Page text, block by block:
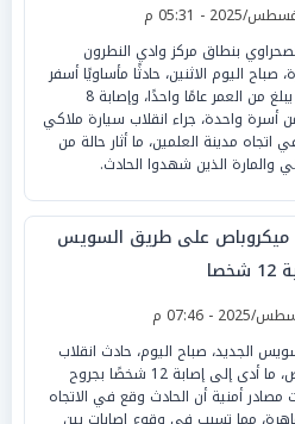
بنطاق مركز وادي النطرون
صباح اليوم الاثنين، حادثًا مأساويًا أسفر
عن مصرع طفل يبلغ من العمر عامًا واحدًا، وإصابة 8
أسرة واحدة، جراء انقلاب سيارة ملاكي
الكيلو 45 في اتجاه مدينة العلمين، ما أثار حالة من
والمارة الذين شهدوا الحادث.
ميكروباص على طريق السويس
الجديد، صباح اليوم، حادث انقلاب
سيارة ميكروباص، ما أدى إلى إصابة 12 شخصًا بجروح
مصادر أمنية أن الحادث وقع في الاتجاه